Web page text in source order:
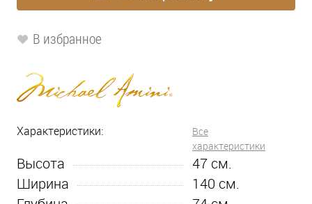
В избранное
Характеристики:
Все
характеристики
Высота 47 см.
Ширина
140 см.